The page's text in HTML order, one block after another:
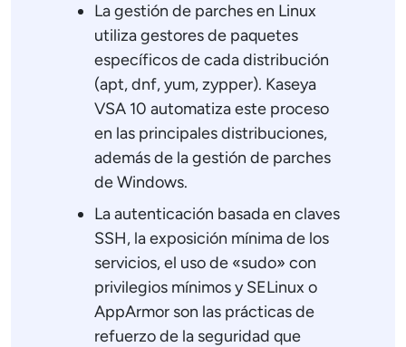
La gestión de parches en Linux
utiliza gestores de paquetes
específicos de cada distribución
(apt, dnf, yum, zypper). Kaseya
VSA 10 automatiza este proceso
en las principales distribuciones,
además de la gestión de parches
de Windows.
La autenticación basada en claves
SSH, la exposición mínima de los
servicios, el uso de «sudo» con
privilegios mínimos y SELinux o
AppArmor son las prácticas de
refuerzo de la seguridad que